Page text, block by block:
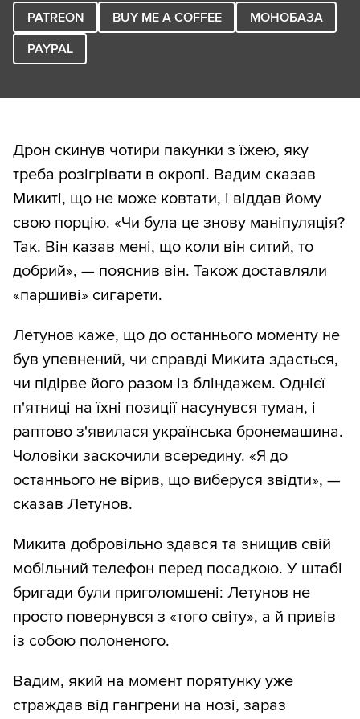
PATREON BUY ME A COFFEE
МОНОБАЗА
PAYPAL
Дрон скинув чотири пакунки з їжею, яку
треба розігрівати в окропі. Вадим сказав
Микиті, що не може ковтати, і віддав йому
свою порцію. «Чи була це знову маніпуляція?
Так. Він казав мені, що коли він ситий, то
добрий», — пояснив він. Також доставляли
«паршиві» сигарети.
Летунов каже, що до останнього моменту не
був упевнений, чи справді Микита здасться,
чи підірве його разом із бліндажем. Однієї
п'ятниці на їхні позиції насунувся туман, і
раптово з'явилася українська бронемашина.
Чоловіки заскочили всередину. «Я до
останнього не вірив, що виберуся звідти», —
сказав Летунов.
Микита добровільно здався та знищив свій
мобільний телефон перед посадкою. У штабі
бригади були приголомшені: Летунов не
просто повернувся з «того світу», а й привів
із собою полоненого.
Вадим, який на момент порятунку уже
страждав від гангрени на нозі, зараз